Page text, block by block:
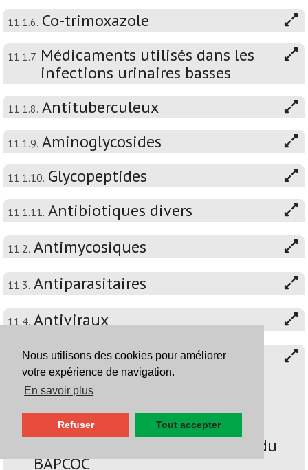
Nous utilisons des cookies pour améliorer
votre expérience de navigation.
En savoir plus
Refuser Tout accepter
11.1.6. Co-trimoxazole
11.1.7. Médicaments utilisés dans les
infections urinaires basses
11.1.8. Antituberculeux
11.1.9. Aminoglycosides
11.1.10. Glycopeptides
11.1.11. Antibiotiques divers
11.2. Antimycosiques
11.3. Antiparasitaires
11.4. Antiviraux
11.5. BAPCOC – Guide belge de
traitement anti-infectieux en
pratique ambulatoire - 2022 -
Attention: ce chapitre n'a pas
encore été mis à jour
conformément à l'édition 2026 du
BAPCOC